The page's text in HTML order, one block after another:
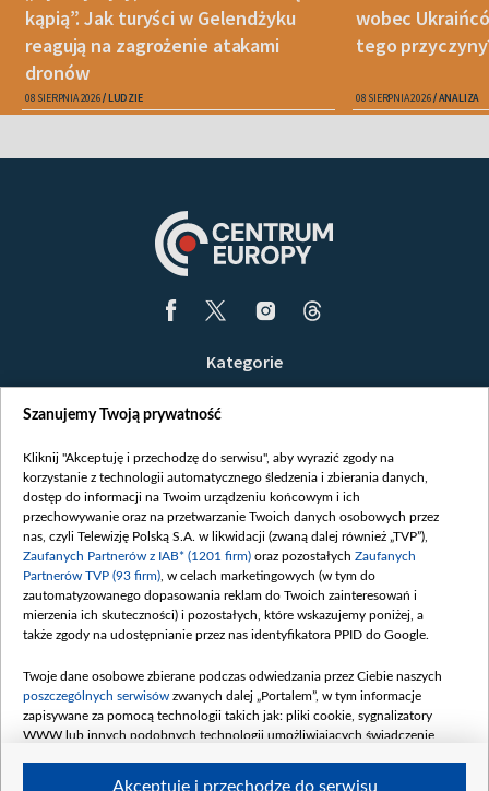
kąpią”. Jak turyści w Gelendżyku
reagują na zagrożenie atakami
dronów
08 SIERPNIA 2026 LUDZIE
wobec
tego
08 SIERPNIA 2026 ANALIZA
Kategorie
Opinie
Białoruś / Polska
Czytelnia
Centrum Europy
O nas
Kontakt
Informacje o nadawcy
Serwisy partnerskie
belsat.eu
slava.tv
tvpworld.com
Szanujemy Twoją prywatność
Kliknij "Akceptuję i przechodzę do serwisu", aby wyrazić zgody na
korzystanie z technologii automatycznego śledzenia i zbierania danych,
dostęp do informacji na Twoim urządzeniu końcowym i ich
przechowywanie oraz na przetwarzanie Twoich danych osobowych przez
nas, czyli Telewizję Polską S.A. w likwidacji (zwaną dalej również „TVP”),
Zaufanych Partnerów z IAB* (1201 firm) oraz pozostałych Zaufanych
Partnerów TVP (93 firm) , w celach marketingowych (w tym do
zautomatyzowanego dopasowania reklam do Twoich zainteresowań i
mierzenia ich skuteczności) i pozostałych, które wskazujemy poniżej, a
także zgody na udostępnianie przez nas identyfikatora PPID do Google.
Twoje dane osobowe zbierane podczas odwiedzania przez Ciebie naszych
poszczególnych serwisów zwanych dalej „Portalem”, w tym informacje
zapisywane za pomocą technologii takich jak: pliki cookie, sygnalizatory
WWW lub innych podobnych technologii umożliwiających świadczenie
Akceptuję i przechodzę do serwisu